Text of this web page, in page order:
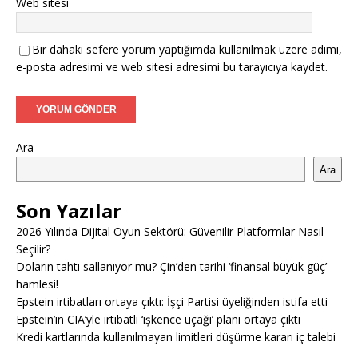
Bir dahaki sefere yorum yaptığımda kullanılmak üzere adımı,
e-posta adresimi ve web sitesi adresimi bu tarayıcıya kaydet.
Ara
Ara
Son Yazılar
2026 Yılında Dijital Oyun Sektörü: Güvenilir Platformlar Nasıl
Seçilir?
Doların tahtı sallanıyor mu? Çin’den tarihi ‘finansal büyük güç’
hamlesi!
Epstein irtibatları ortaya çıktı: İşçi Partisi üyeliğinden istifa etti
Epstein’ın CIA’yle irtibatlı ‘işkence uçağı’ planı ortaya çıktı
Kredi kartlarında kullanılmayan limitleri düşürme kararı iç talebi